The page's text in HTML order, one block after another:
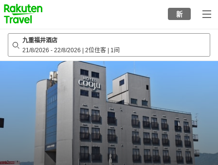
to
top
page
新
九重福井酒店
21/8/2026 - 22/8/2026 2位住客 1间